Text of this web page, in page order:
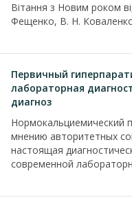
Вітання з Новим роком
Фещенко, В. Н.
Первичный
лабораторная
диагноз
Нормокальциемический
мнению авторитетных
настоящая
современной